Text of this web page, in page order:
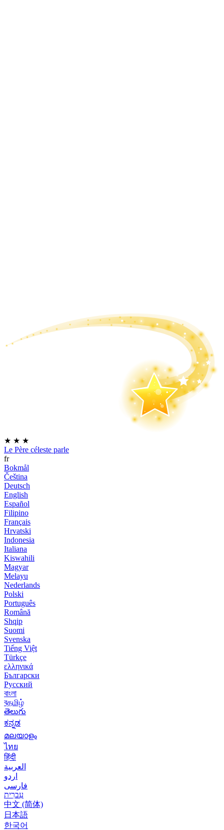
★ ★ ★
Le Père céleste parle
fr
Bokmål
Čeština
Deutsch
English
Español
Filipino
Français
Hrvatski
Indonesia
Italiana
Kiswahili
Magyar
Melayu
Nederlands
Polski
Português
Română
Shqip
Suomi
Svenska
Tiếng Việt
Türkçe
ελληνικά
Български
Русский
বাংলা
বதமிழ்
తెలుగు
ಕನ್ನಡ
മലയാളം
ไทย
हिंदी
العربية
اردو
فارسی
עִברִית
中文 (简体)
日本語
한국어